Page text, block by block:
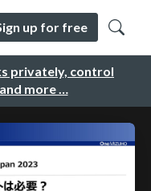
privately, control
more …
up for free